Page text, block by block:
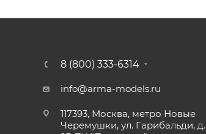
8 (800) 333-6314
info@arma-models.ru
117393, Москва, метро Новые
Черемушки, ул. Гарибальди, д.